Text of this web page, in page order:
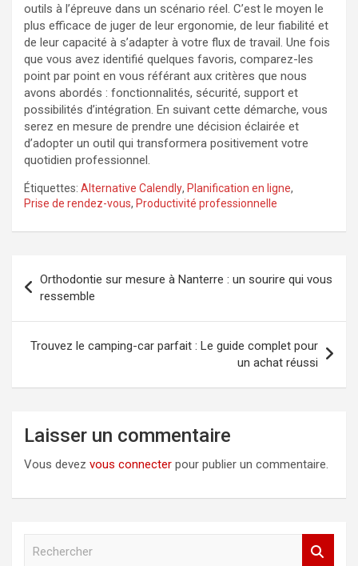
outils à l’épreuve dans un scénario réel. C’est le moyen le
plus efficace de juger de leur ergonomie, de leur fiabilité et
de leur capacité à s’adapter à votre flux de travail. Une fois
que vous avez identifié quelques favoris, comparez-les
point par point en vous référant aux critères que nous
avons abordés : fonctionnalités, sécurité, support et
possibilités d’intégration. En suivant cette démarche, vous
serez en mesure de prendre une décision éclairée et
d’adopter un outil qui transformera positivement votre
quotidien professionnel.
Étiquettes: Alternative Calendly, Planification en ligne,
Prise de rendez-vous, Productivité professionnelle
de
l’article
Orthodontie sur mesure à Nanterre : un sourire qui vous
ressemble
Trouvez le camping-car parfait : Le guide complet pour
un achat réussi
Laisser un commentaire
Vous devez vous connecter pour publier un commentaire.